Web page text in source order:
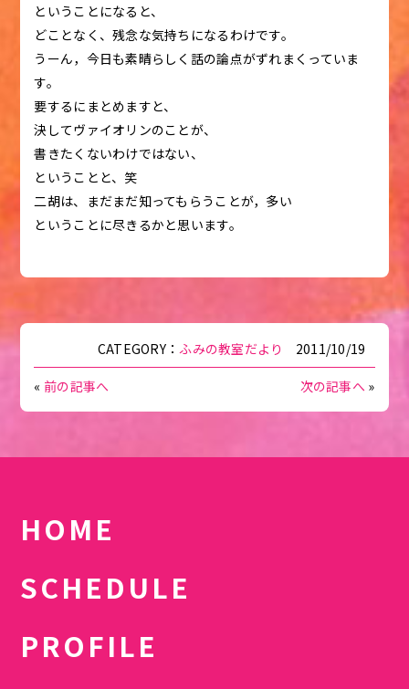
ということになると、
どことなく、残念な気持ちになるわけです。
うーん，今日も素晴らしく話の論点がずれまくっていま
す。
要するにまとめますと、
決してヴァイオリンのことが、
書きたくないわけではない、
ということと、笑
二胡は、まだまだ知ってもらうことが，多い
ということに尽きるかと思います。
CATEGORY：ふみの教室だより 2011/10/19
« 前の記事へ 次の記事へ »
HOME
SCHEDULE
PROFILE